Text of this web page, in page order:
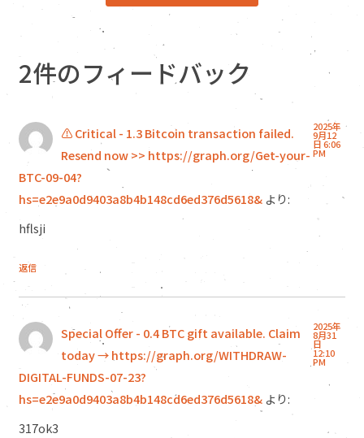
2件のフィードバック
⚠️ Critical - 1.3 Bitcoin transaction failed.
Resend now >> https://graph.org/Get-your-
BTC-09-04?
hs=e2e9a0d9403a8b4b148cd6ed376d5618& より:
2025年
9月12
日 6:06
PM
hflsji
返信
Special Offer - 0.4 BTC gift available. Claim
today → https://graph.org/WITHDRAW-
DIGITAL-FUNDS-07-23?
hs=e2e9a0d9403a8b4b148cd6ed376d5618& より:
2025年
8月31
日
12:10
PM
317ok3